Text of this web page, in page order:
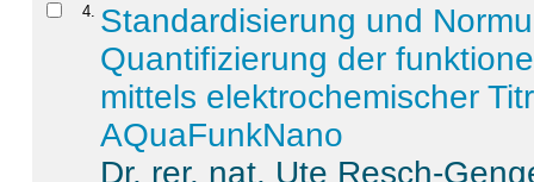
4 Standardisierung und
Quantifizierung der
mittels elektrochemischer
AQuaFunkNano
Dr. rer. nat. Ute Resch-